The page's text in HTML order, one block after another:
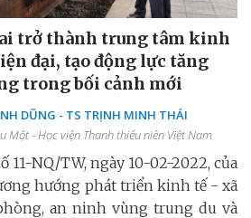
trở thành trung tâm kinh
đại, tạo động lực tăng
trong bối cảnh mới
DŨNG - TS TRỊNH MINH THÁI
Một - Học viện Thanh thiếu niên Việt Nam
11-NQ/TW, ngày 10-02-2022, của
hướng phát triển kinh tế - xã
an ninh vùng trung du và